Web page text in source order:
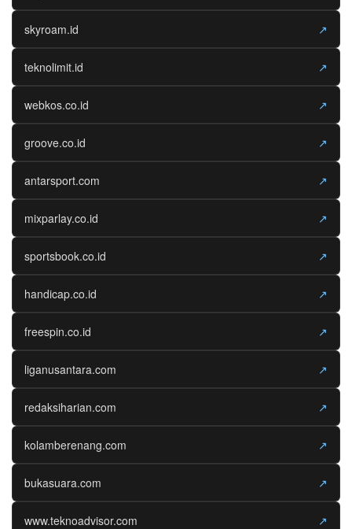
skyroam.id ↗
teknolimit.id ↗
webkos.co.id ↗
groove.co.id ↗
antarsport.com ↗
mixparlay.co.id ↗
sportsbook.co.id ↗
handicap.co.id ↗
freespin.co.id ↗
liganusantara.com ↗
redaksiharian.com ↗
kolamberenang.com ↗
bukasuara.com ↗
www.teknoadvisor.com ↗